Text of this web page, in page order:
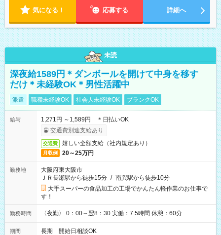
気になる！ 応募する 詳細へ
未読
深夜給1589円＊ダンボールを開けて中身を移す
だけ＊未経験OK＊男性活躍中
派遣 職種未経験OK 社会人未経験OK ブランクOK
給与
1,271円 ～1,589円 ＊日払いOK
交通費別途支給あり
交通費 嬉しい全額支給（社内規定あり）
月収例 20～25万円
勤務地
大阪府東大阪市
ＪＲ長瀬駅から徒歩15分 / 南巽駅から徒歩10分
大手スーパーの食品加工の工場でかんたん軽作業のお仕事で
す！
勤務時間 〈夜勤〉 0：00～翌8：30 実働：7.5時間 休憩：60分
期間 長期 開始日相談OK